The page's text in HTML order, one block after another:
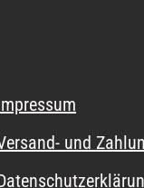
und